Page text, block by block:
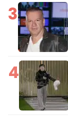
3
4